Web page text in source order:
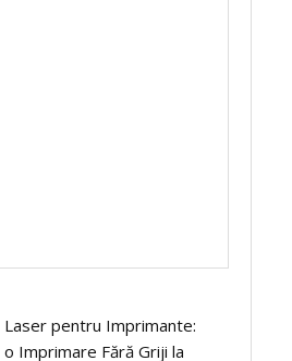
pentru Imprimante:
Imprimare Fără Griji la